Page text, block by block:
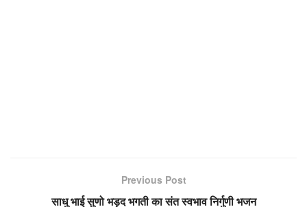
Previous Post
साधु भाई सुणो भड़द भगती का संत स्वभाव निर्गुणी भजन